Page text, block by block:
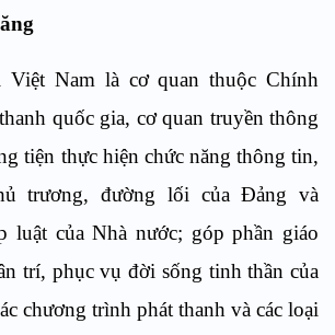
Nam là cơ quan thuộc Chính
quốc gia, cơ quan truyền thông
tiện thực hiện chức năng thông tin,
trương, đường lối của Đảng và
luật của Nhà nước; góp phần giáo
trí, phục vụ đời sống tinh thần của
chương trình phát thanh và các loại